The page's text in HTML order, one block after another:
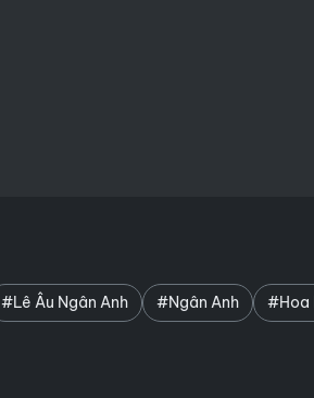
#Lê Âu Ngân Anh #Ngân Anh #Hoa